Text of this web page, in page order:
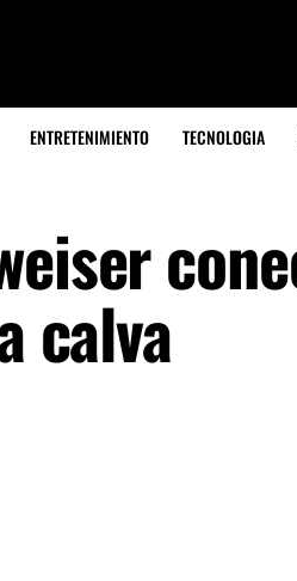
ENTRETENIMIENTO TECNOLOGIA
calva